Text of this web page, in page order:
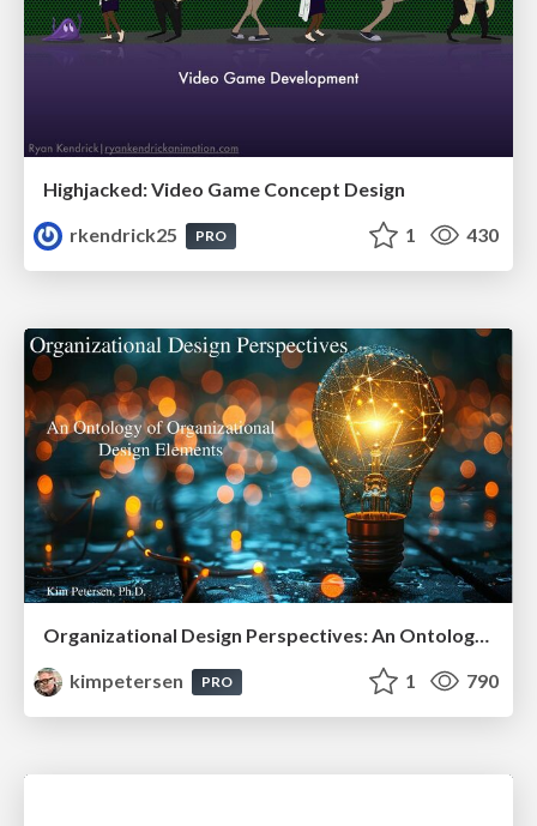
Highjacked: Video Game Concept Design
rkendrick25
PRO 1 430
Organizational Design Perspectives: An Ontology of Organizational Design Elements
kimpetersen
PRO 1 790